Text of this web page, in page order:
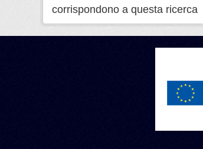
corrispondono a questa ricerca